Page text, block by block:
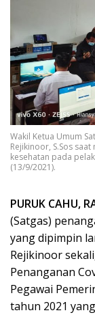
Wakil Ketua Umum
Rejikinoor, S.Sos
kesehatan pada
(13/9/2021).
PURUK CAHU,
(Satgas)
yang dipimpin
Rejikinoor
Penanganan
Pegawai
tahun 2021